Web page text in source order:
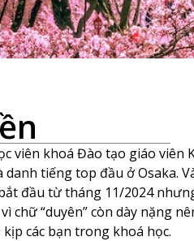
viên khoá Đào tạo giáo
tiếng top đầu ở Osaka.
đầu từ tháng 11/2024
chữ “duyên” còn dày nặng
các bạn trong khoá học.